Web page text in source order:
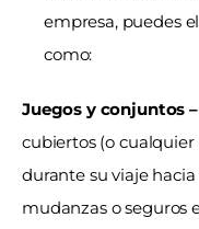
empresa, puedes
como:
Juegos y conjuntos –
cubiertos (o
durante su viaje
mudanzas o seguros